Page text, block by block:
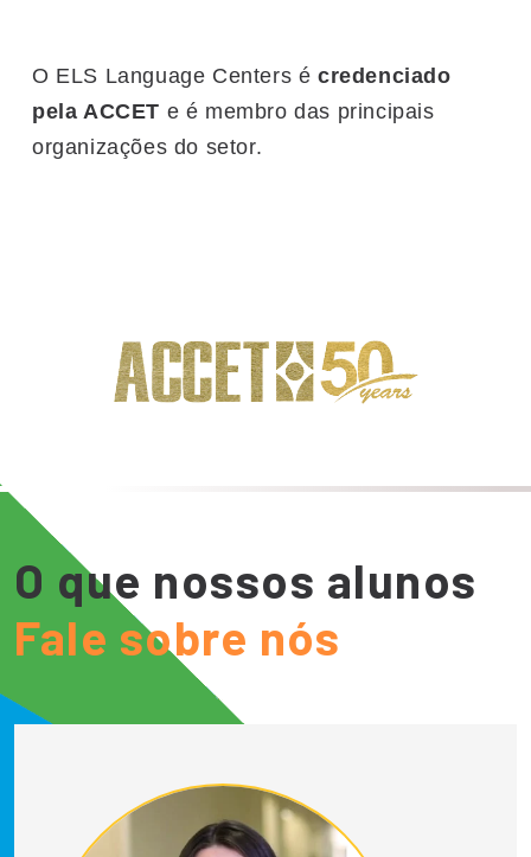
O ELS Language Centers é credenciado
pela ACCET e é membro das principais
organizações do setor.
O que nossos alunos
Fale sobre nós